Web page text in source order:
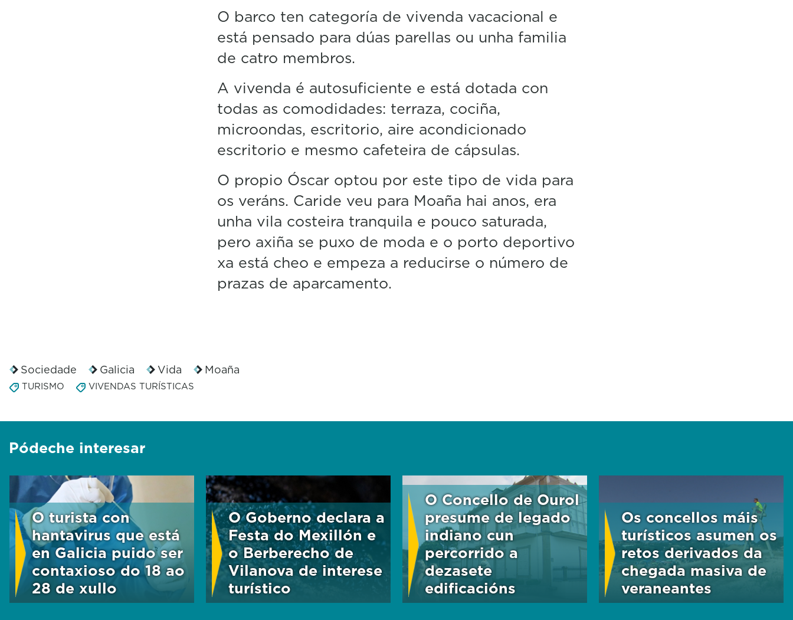
5
%
O barco ten categoría de vivenda vacacional e
está pensado para dúas parellas ou unha familia
de catro membros.
A vivenda é autosuficiente e está dotada con
todas as comodidades: terraza, cociña,
microondas, escritorio, aire acondicionado
escritorio e mesmo cafeteira de cápsulas.
O propio Óscar optou por este tipo de vida para
os veráns. Caride veu para Moaña hai anos, era
unha vila costeira tranquila e pouco saturada,
pero axiña se puxo de moda e o porto deportivo
xa está cheo e empeza a reducirse o número de
prazas de aparcamento.
Sociedade Galicia Vida Moaña
TURISMO VIVENDAS TURÍSTICAS
Pódeche interesar
O turista con
hantavirus que está
en Galicia puido ser
contaxioso do 18 ao
28 de xullo
O Goberno declara a
Festa do Mexillón e
o Berberecho de
Vilanova de interese
turístico
O Concello de Ourol
presume de legado
indiano cun
percorrido a
dezasete
edificacións
Os concellos máis
turísticos asumen os
retos derivados da
chegada masiva de
veraneantes